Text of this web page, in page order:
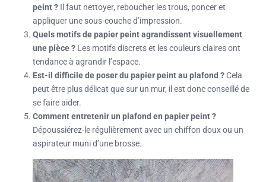
peint ? Il faut nettoyer, reboucher les trous, poncer et
appliquer une sous-couche d’impression.
Quels motifs de papier peint agrandissent visuellement
une pièce ? Les motifs discrets et les couleurs claires ont
tendance à agrandir l’espace.
Est-il difficile de poser du papier peint au plafond ?Cela
peut être plus délicat que sur un mur, il est donc conseillé de
se faire aider.
Comment entretenir un plafond en papier peint ?
Dépoussiérez-le régulièrement avec un chiffon doux ou un
aspirateur muni d’une brosse.